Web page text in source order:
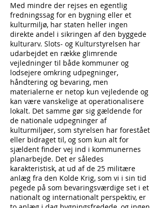
Med mindre der rejses en egentlig
fredningssag for en bygning eller et
kulturmiljø, har staten heller ingen
direkte andel i sikringen af den byggede
kulturarv. Slots- og Kulturstyrelsen har
udarbejdet en række glimrende
vejledninger til både kommuner og
lodsejere omkring udpegninger,
håndtering og bevaring, men
materialerne er netop kun vejledende og
kan være vanskelige at operationalisere
lokalt. Det samme gør sig gældende for
de nationale udpegninger af
kulturmiljøer, som styrelsen har forestået
eller bidraget til, og som kun alt for
sjældent finder vej ind i kommunernes
planarbejde. Det er således
karakteristisk, at ud af de 25 militære
anlæg fra den Kolde Krig, som vi i sin tid
pegede på som bevaringsværdige set i et
nationalt og internationalt perspektiv, er